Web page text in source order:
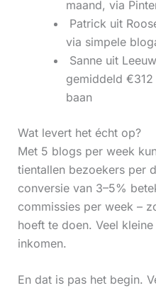
maand, via
Patrick uit
via simpele
Sanne uit
gemiddeld
baan
Wat levert het écht op?
Met 5 blogs per week
tientallen bezoekers per
conversie van 3–5%
commissies per week –
hoeft te doen. Veel
inkomen.
En dat is pas het begin.